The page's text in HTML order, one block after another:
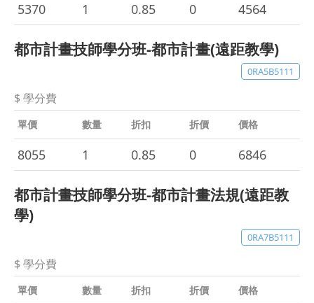
5370 1 0.85 0 4564
都市計畫技師學分班-都市計畫(遠距教學)
0RA5B5111
$ 學分費
單價 數量 折扣 折價 價格
8055 1 0.85 0 6846
都市計畫技師學分班-都市計畫法規(遠距教
學)
0RA7B5111
$ 學分費
單價 數量 折扣 折價 價格